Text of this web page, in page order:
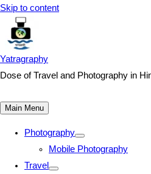
Skip to content
Yatragraphy
Dose of Travel and Photography in
Main Menu
Photography
Mobile Photography
Travel